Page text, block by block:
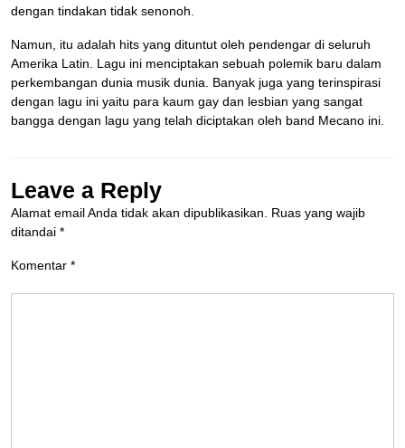
dengan tindakan tidak senonoh.
Namun, itu adalah hits yang dituntut oleh pendengar di seluruh
Amerika Latin. Lagu ini menciptakan sebuah polemik baru dalam
perkembangan dunia musik dunia. Banyak juga yang terinspirasi
dengan lagu ini yaitu para kaum gay dan lesbian yang sangat
bangga dengan lagu yang telah diciptakan oleh band Mecano ini.
Leave a Reply
Alamat email Anda tidak akan dipublikasikan.
Ruas yang wajib
ditandai *
Komentar *